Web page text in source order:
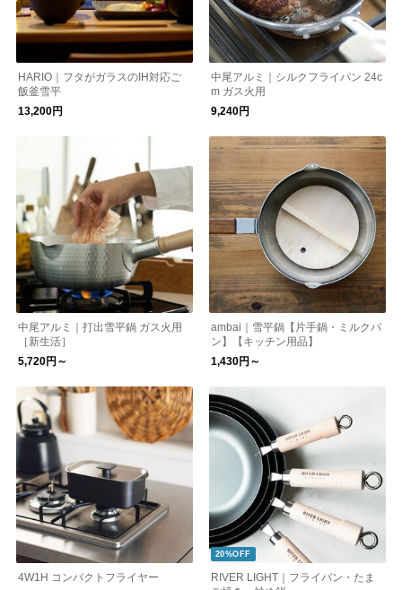
HARIO｜フタがガラスのIH対応ご
飯釜雪平
13,200円
中尾アルミ｜シルクフライパン 24c
m ガス火用
9,240円
中尾アルミ｜打出雪平鍋 ガス火用
［新生活］
5,720円～
ambai｜雪平鍋【片手鍋・ミルクパ
ン】【キッチン用品】
1,430円～
4W1H コンパクトフライヤー
20%OFF
RIVER LIGHT｜フライパン・たま